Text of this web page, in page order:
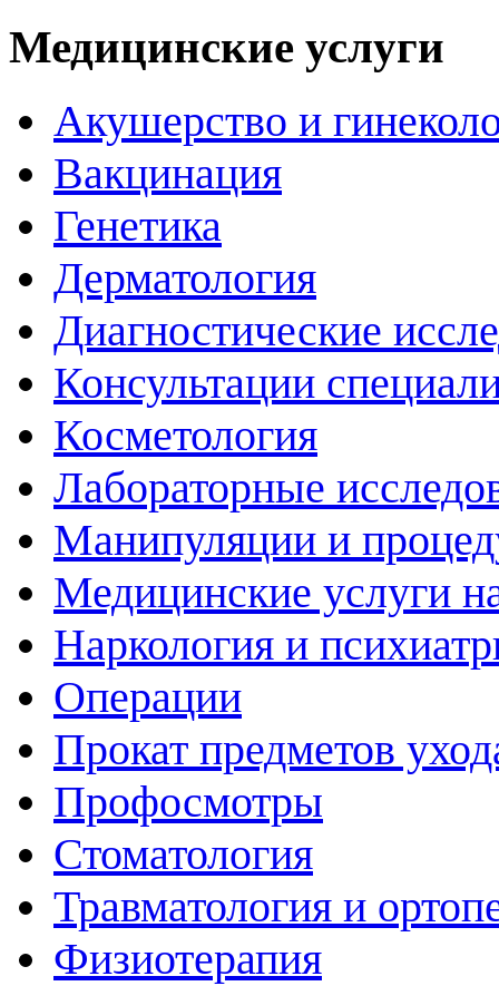
Медицинские услуги
Акушерство и
Вакцинация
Генетика
Дерматология
Диагностические
Консультации
Косметология
Лабораторные
Манипуляции и
Медицинские услуги
Наркология и
Операции
Прокат предметов
Профосмотры
Стоматология
Травматология и
Физиотерапия